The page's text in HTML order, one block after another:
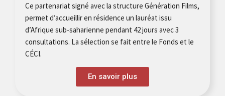
Ce partenariat signé avec la structure Génération Films,
permet d’accueillir en résidence un lauréat issu
d’Afrique sub-saharienne pendant 42 jours avec 3
consultations. La sélection se fait entre le Fonds et le
CÉCI.
En savoir plus